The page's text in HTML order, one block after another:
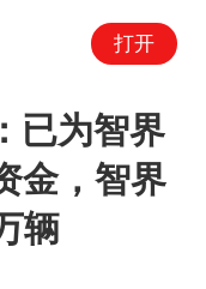
打开
已为智界
金，智界
辆